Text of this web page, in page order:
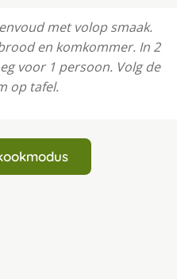
met volop smaak.
en komkommer. In 2
voor 1 persoon. Volg de
op tafel.